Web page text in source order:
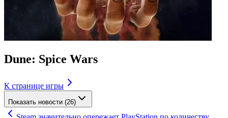
Dune: Spice Wars
К странице игры
Показать новости (26)